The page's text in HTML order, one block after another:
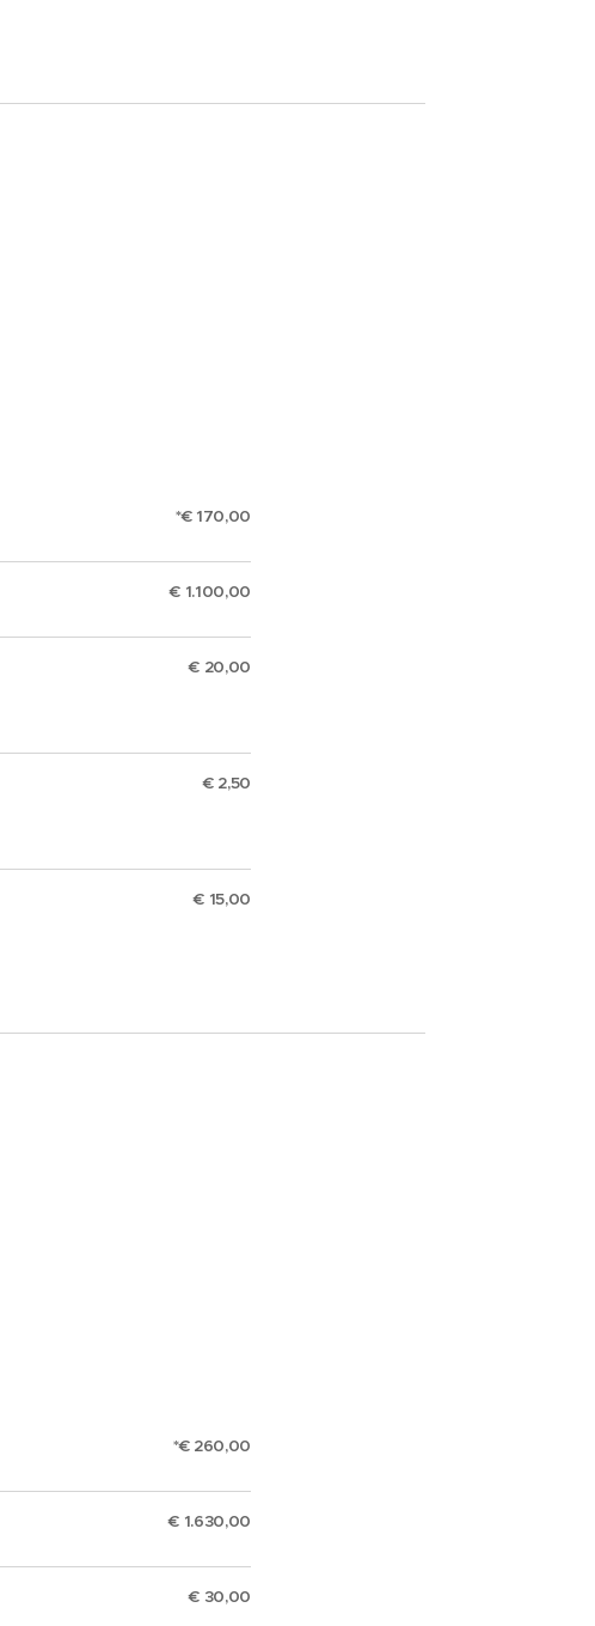
*€ 170,00
€ 1.100,00
€ 20,00
€ 2,50
€ 15,00
*€ 260,00
€ 1.630,00
€ 30,00